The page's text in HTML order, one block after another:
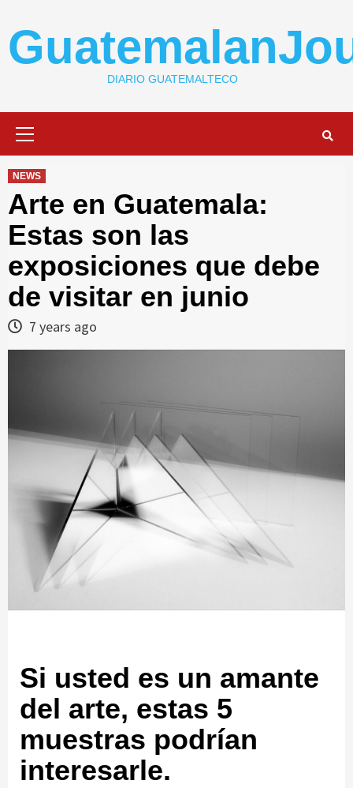
content
DIARIO GUATEMALTECO
NEWS
Arte en Guatemala:
Estas son las
exposiciones que debe
de visitar en junio
7 years ago
Si usted es un amante
del arte, estas 5
muestras podrían
interesarle.